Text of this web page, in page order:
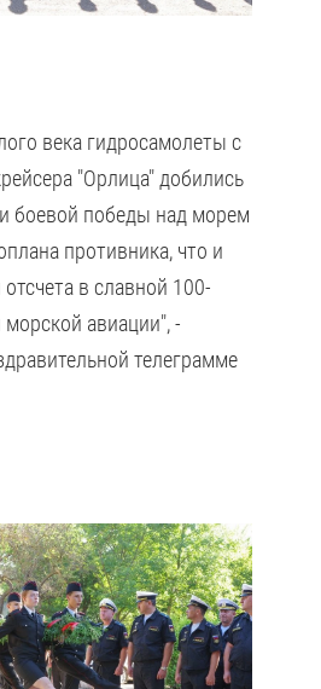
века гидросамолеты с
"Орлица" добились
боевой победы над морем
противника, что и
в славной 100-
авиации", -
телеграмме